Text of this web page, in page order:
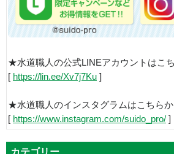
★水道職人の公式LINEアカウントはこち
[ https://lin.ee/Xv7j7Ku ]
★水道職人のインスタグラムはこちらか
[ https://www.instagram.com/suido_pro/ ]
カテゴリー